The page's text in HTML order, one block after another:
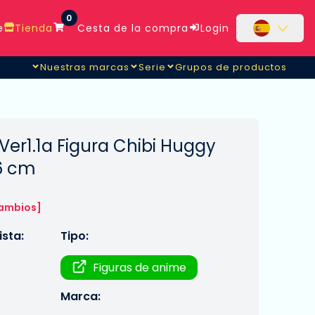
Tienda
0
Cesta de la compra Login
Nuestras marcas Serie Grupos de productos
Figura Chibi Huggy
cm
Tipo:
Figuras de anime
Marca: